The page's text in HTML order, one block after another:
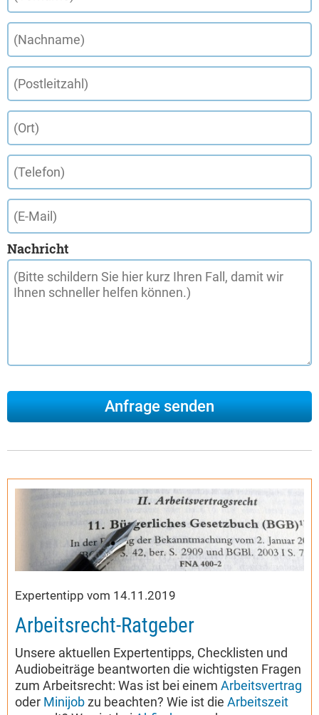
Nachricht
Expertentipp vom 14.11.2019
Arbeitsrecht-Ratgeber
Unsere aktuellen Expertentipps, Checklisten und
Audiobeiträge beantworten die wichtigsten Fragen
zum Arbeitsrecht: Was ist bei einem Arbeitsvertrag
oder Minijobzu beachten? Wie ist die Arbeitszeit